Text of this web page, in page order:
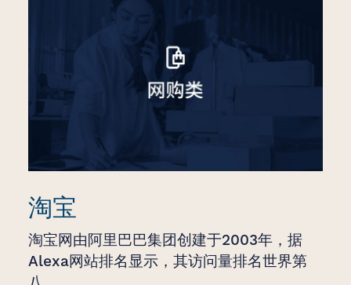
淘宝
淘宝网由阿里巴巴集团创建于2003年，据
Alexa网站排名显示，其访问量排名世界第